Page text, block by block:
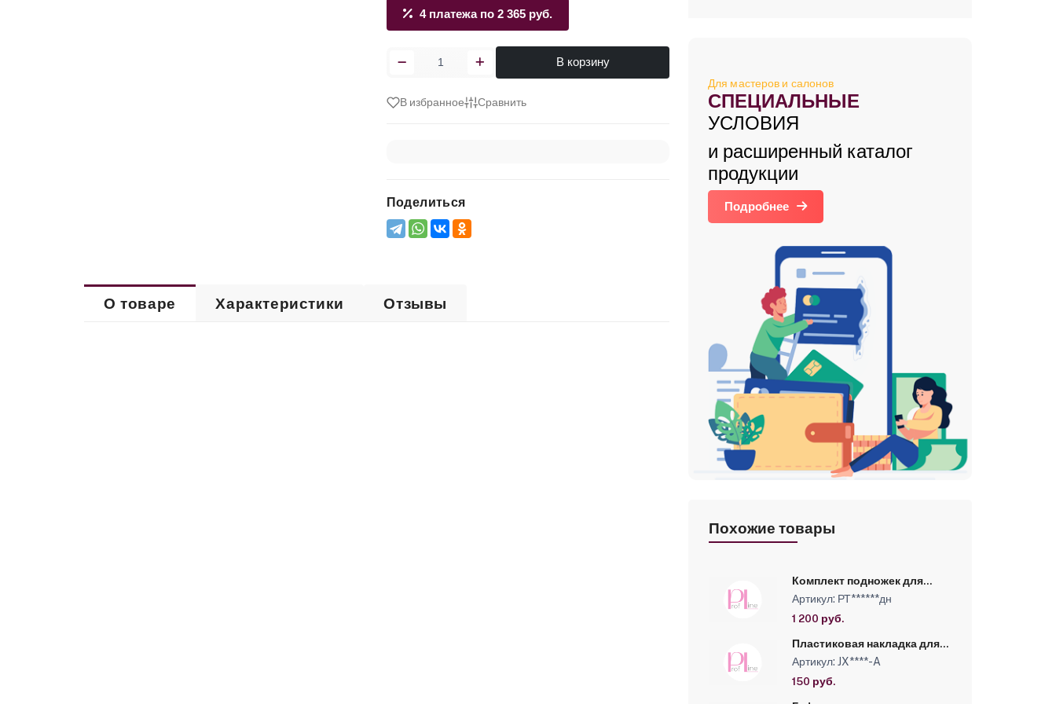
4 платежа по 2 365 руб.
В корзину
В избранное Сравнить
Поделиться
О товаре Характеристики Отзывы
Для мастеров и салонов
СПЕЦИАЛЬНЫЕ
УСЛОВИЯ
и расширенный каталог
продукции
Подробнее
Похожие товары
Комплект подножек для
зеркала Твист
Артикул: РТ******дн
1 200 руб.
Пластиковая накладка для
пятилучья JX-403
Артикул: JX****-A
150 руб.